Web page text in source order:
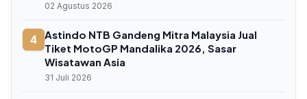
02 Agustus 2026
4 Astindo NTB Gandeng Mitra Malaysia Jual
Tiket MotoGP Mandalika 2026, Sasar
Wisatawan Asia
31 Juli 2026